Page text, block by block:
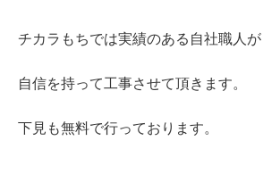
チカラもちでは実績のある自社職人が
自信を持って工事させて頂きます。
下見も無料で行っております。